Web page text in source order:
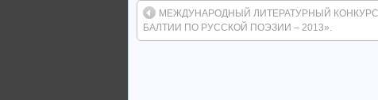
МЕЖДУНАРОДНЫЙ ЛИТЕРАТУРНЫЙ
БАЛТИИ ПО РУССКОЙ ПОЭЗИИ – 2013».